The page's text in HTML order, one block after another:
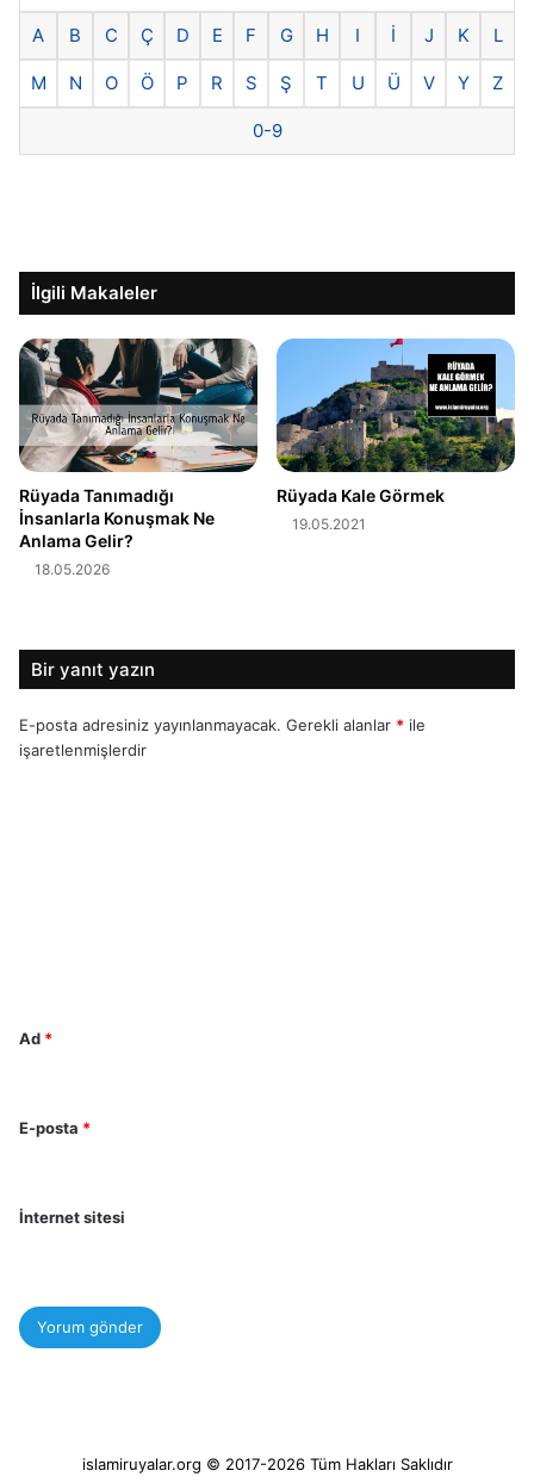
A B C Ç D E F G H I İ J K L
M N O Ö P R S Ş T U Ü V Y Z
0-9
İlgili Makaleler
Rüyada Tanımadığı
İnsanlarla Konuşmak Ne
Anlama Gelir?
18.05.2026
Rüyada Kale Görmek
19.05.2021
Bir yanıt yazın
E-posta adresiniz yayınlanmayacak. Gerekli alanlar * ile
işaretlenmişlerdir
Ad *
E-posta *
İnternet sitesi
islamiruyalar.org © 2017-2026 Tüm Hakları Saklıdır